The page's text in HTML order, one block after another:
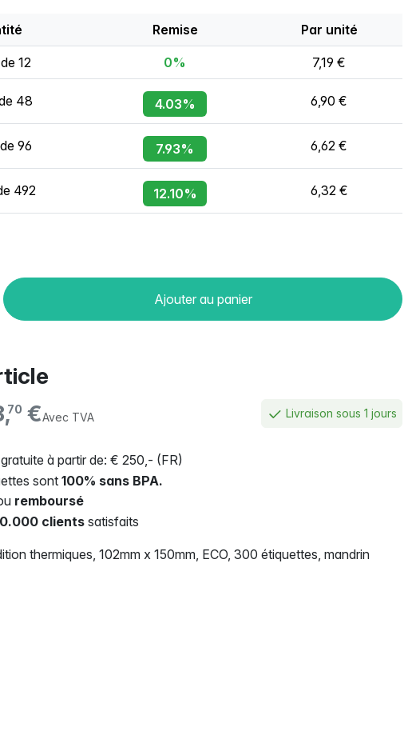
Remise Par unité
12 0% 7,19 €
48 4.03% 6,90 €
96 7.93% 6,62 €
492 12.10% 6,32 €
Ajouter au panier
70 €Avec TVA Livraison sous 1 jours
à partir de: € 250,- (FR)
sont 100% sans BPA.
remboursé
clientssatisfaits
thermiques, 102mm x 150mm, ECO, 300 étiquettes, mandrin